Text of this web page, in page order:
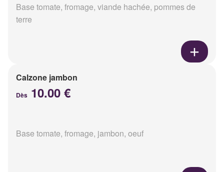
Base tomate, fromage, viande hachée, pommes de
terre
Calzone jambon
Dès 10.00 €
Base tomate, fromage, jambon, oeuf